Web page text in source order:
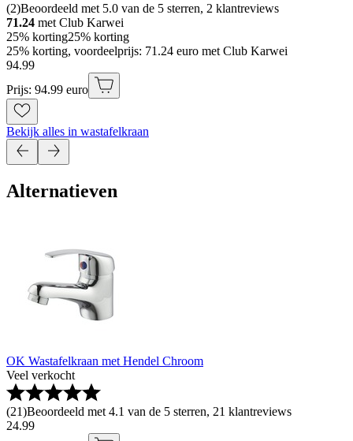
(2)Beoordeeld met 5.0 van de 5 sterren, 2 klantreviews
71.24 met Club Karwei
25% korting25% korting
25% korting, voordeelprijs: 71.24 euro met Club Karwei
94.99
Prijs: 94.99 euro
Bekijk alles in wastafelkraan
Alternatieven
OK Wastafelkraan met Hendel Chroom
Veel verkocht
(21)Beoordeeld met 4.1 van de 5 sterren, 21 klantreviews
24.99